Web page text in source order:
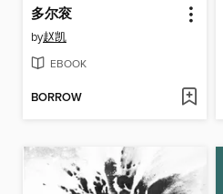
多尔衮
by赵凯
EBOOK
BORROW